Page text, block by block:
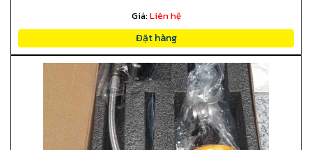
Giá:Liên hệ
Đặt hàng